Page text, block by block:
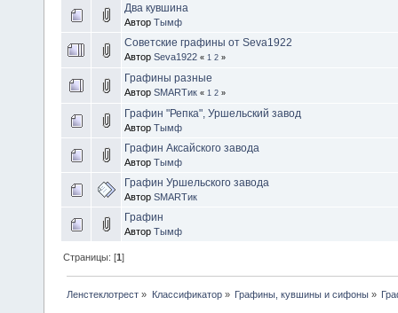
Два кувшина
Автор Тымф
Советские графины от Seva1922
Автор Seva1922 « 1 2 »
Графины разные
Автор SMARTик « 1 2 »
Графин "Репка", Уршельский завод
Автор Тымф
Графин Аксайского завода
Автор Тымф
Графин Уршельского завода
Автор SMARTик
Графин
Автор Тымф
Страницы: [1]
Ленстеклотрест » Классификатор» Графины, кувшины и сифоны»